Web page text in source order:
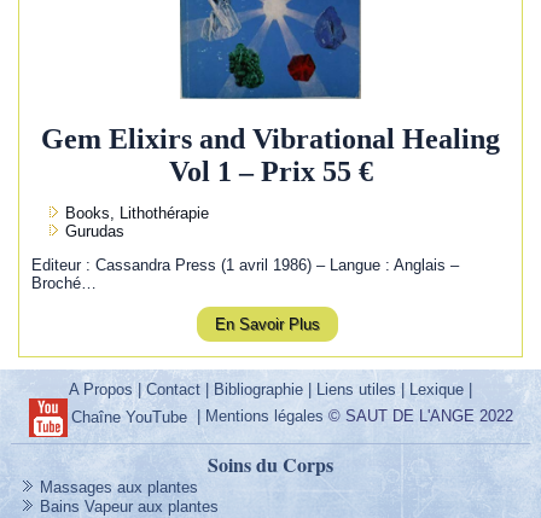
Gem Elixirs and Vibrational Healing
Vol 1 – Prix 55 €
Books, Lithothérapie
Gurudas
Editeur : Cassandra Press (1 avril 1986) – Langue : Anglais –
Broché…
En Savoir Plus
A Propos |Contact | Bibliographie | Liens utiles| Lexique |
Chaîne YouTube| Mentions légales © SAUT DE L'ANGE 2022
Soins du Corps
Massages aux plantes
Bains Vapeur aux plantes